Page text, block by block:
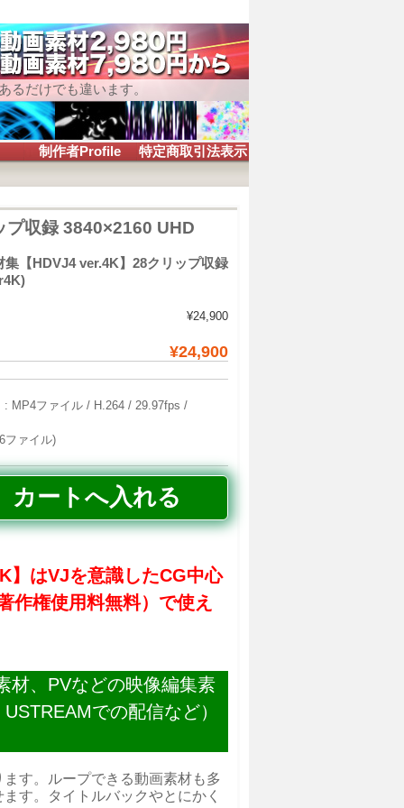
るだけでも違います。
制作者Profile 特定商取引法表示
収録 3840×2160 UHD
【HDVJ4 ver.4K】28クリップ収録
¥24,900
¥24,900
MP4ファイル / H.264 / 29.97fps /
ファイル)
はVJを意識したCG中心
作権使用料無料）で使え
材、PVなどの映像編集素
での配信など）
す。ループできる動画素材も多
す。タイトルバックやとにかく